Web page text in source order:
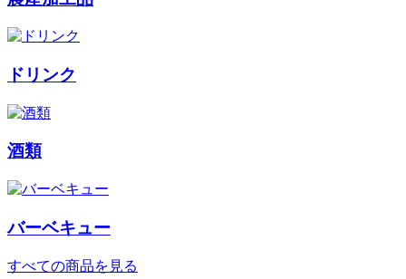
ドリンク
酒類
バーベキュー
すべての商品を見る